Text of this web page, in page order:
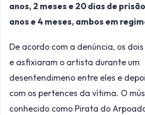
anos, 2 meses e 20 dias de
anos e 4 meses, ambos em
De acordo com a denúncia, os
e asfixiaram o artista durante um
desentendimeno entre eles e
com os pertences da vítima. O
conhecido como Pirata do